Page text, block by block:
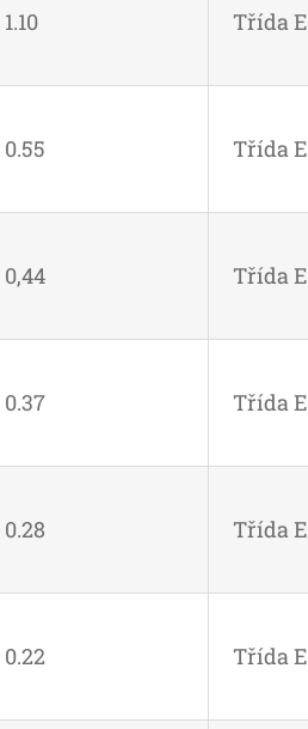
1.10 Třída E
0.55 Třída E
0,44 Třída E
0.37 Třída E
0.28 Třída E
0.22 Třída E